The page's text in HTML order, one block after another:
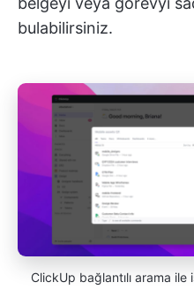
bulabilirsiniz.
ClickUp bağlantılı arama